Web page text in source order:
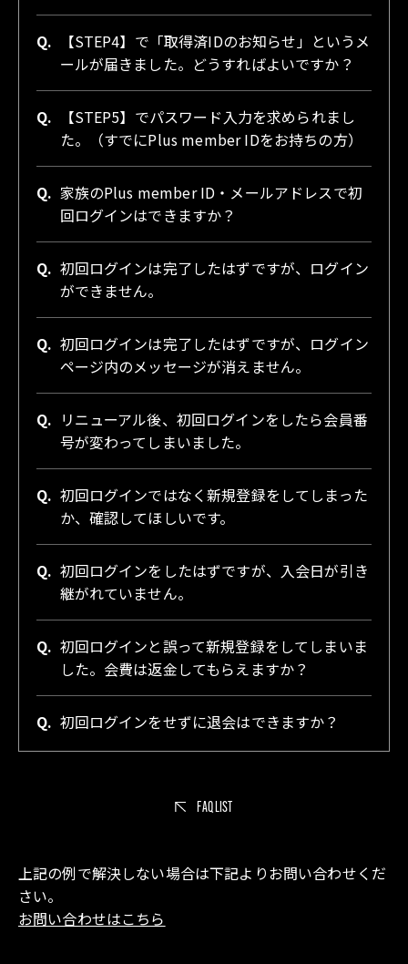
Q.
【STEP4】で「取得済IDのお知らせ」というメ
ールが届きました。どうすればよいですか？
Q.
【STEP5】でパスワード入力を求められまし
た。（すでにPlus member IDをお持ちの方）
Q. 家族のPlus member ID・メールアドレスで初
回ログインはできますか？
Q. 初回ログインは完了したはずですが、ログイン
ができません。
Q. 初回ログインは完了したはずですが、ログイン
ページ内のメッセージが消えません。
Q. リニューアル後、初回ログインをしたら会員番
号が変わってしまいました。
Q. 初回ログインではなく新規登録をしてしまった
か、確認してほしいです。
Q. 初回ログインをしたはずですが、入会日が引き
継がれていません。
Q. 初回ログインと誤って新規登録をしてしまいま
した。会費は返金してもらえますか？
Q. 初回ログインをせずに退会はできますか？
FAQ LIST
上記の例で解決しない場合は下記よりお問い合わせくだ
さい。
お問い合わせはこちら